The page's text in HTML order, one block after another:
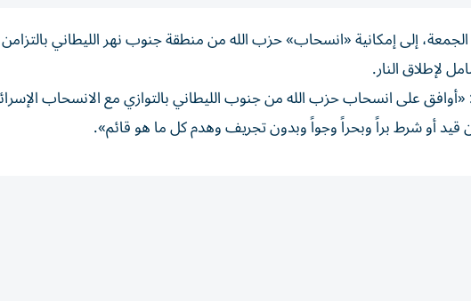
الجمعة، إلى إمكانية «انسحاب» حزب الله من منطقة جنوب نهر الليطاني
لإطلاق النار.
على انسحاب حزب الله من جنوب الليطاني بالتوازي مع الانسحاب
أو شرط براً وبحراً وجواً وبدون تجريف وهدم كل ما هو قائم».